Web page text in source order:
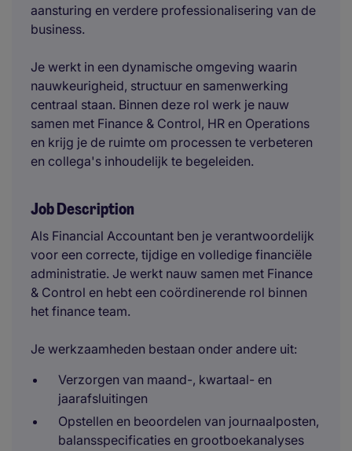
aansturing en verdere professionalisering van de
business.
Je werkt in een dynamische omgeving waarin
nauwkeurigheid, structuur en samenwerking
centraal staan. Binnen deze rol werk je nauw
samen met Finance & Control, HR en Operations
en krijg je de ruimte om processen te verbeteren
en collega's inhoudelijk te begeleiden.
Job Description
Als Financial Accountant ben je verantwoordelijk
voor een correcte, tijdige en volledige financiële
administratie. Je werkt nauw samen met Finance
& Control en hebt een coördinerende rol binnen
het finance team.
Je werkzaamheden bestaan onder andere uit:
Verzorgen van maand-, kwartaal- en
jaarafsluitingen
Opstellen en beoordelen van journaalposten,
balansspecificaties en grootboekanalyses